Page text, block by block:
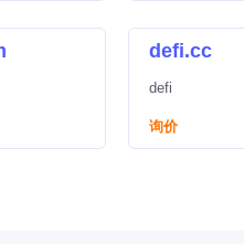
defi.cc
defi
询价